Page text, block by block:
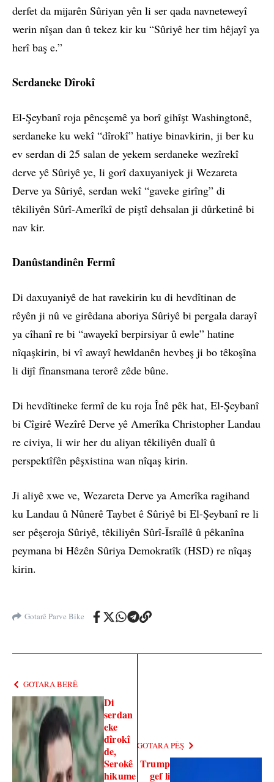
derfet da mijarên Sûriyan yên li ser qada navneteweyî
werin nîşan dan û tekez kir ku “Sûriyê her tim hêjayî ya
herî baş e.”
Serdaneke Dîrokî
El-Şeybanî roja pêncşemê ya borî gihîşt Washingtonê,
serdaneke ku wekî “dîrokî” hatiye binavkirin, ji ber ku
ev serdan di 25 salan de yekem serdaneke wezîrekî
derve yê Sûriyê ye, li gorî daxuyaniyek ji Wezareta
Derve ya Sûriyê, serdan wekî “gaveke girîng” di
têkiliyên Sûrî-Amerîkî de piştî dehsalan ji dûrketinê bi
nav kir.
Danûstandinên Fermî
Di daxuyaniyê de hat ravekirin ku di hevdîtinan de
rêyên ji nû ve girêdana aboriya Sûriyê bi pergala darayî
ya cîhanî re bi “awayekî berpirsiyar û ewle” hatine
nîqaşkirin, bi vî awayî hewldanên hevbeş ji bo têkoşîna
li dijî fînansmana terorê zêde bûne.
Di hevdîtineke fermî de ku roja Înê pêk hat, El-Şeybanî
bi Cîgirê Wezîrê Derve yê Amerîka Christopher Landau
re civiya, li wir her du aliyan têkiliyên dualî û
perspektîfên pêşxistina wan nîqaş kirin.
Ji aliyê xwe ve, Wezareta Derve ya Amerîka ragihand
ku Landau û Nûnerê Taybet ê Sûriyê bi El-Şeybanî re li
ser pêşeroja Sûriyê, têkiliyên Sûrî-Îsraîlê û pêkanîna
peymana bi Hêzên Sûriya Demokratîk (HSD) re nîqaş
kirin.
Gotarê Parve Bike
GOTARA BERÊ
Di
serdan
eke
dîrokî
de,
Serokê
hikume
GOTARA PÊŞ
Trump
gef li